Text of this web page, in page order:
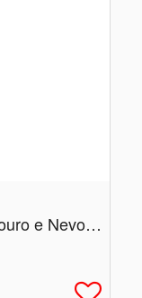
Porto, Porto, Aldoar, Foz do Douro e Nevogilde